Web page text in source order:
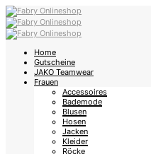
Home
Gutscheine
JAKO Teamwear
Frauen
Accessoires
Bademode
Blusen
Hosen
Jacken
Kleider
Röcke